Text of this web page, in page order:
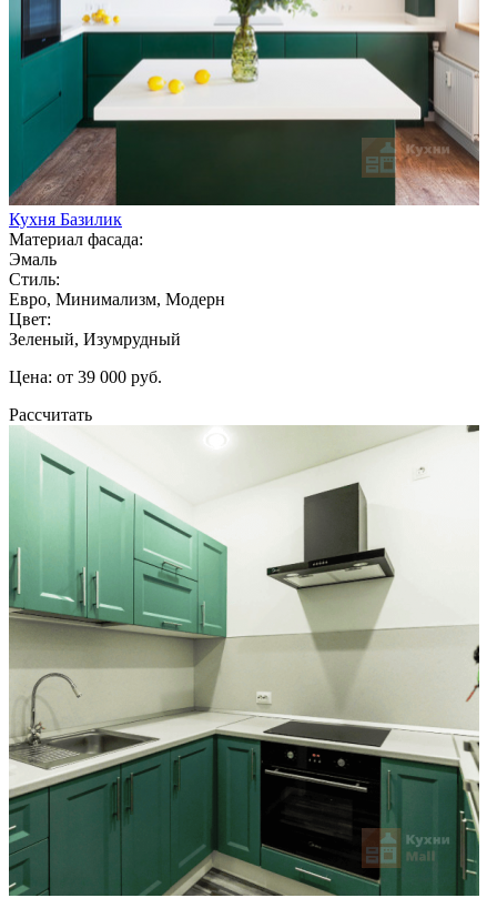
Кухня Базилик
Материал фасада:
Эмаль
Стиль:
Евро, Минимализм, Модерн
Цвет:
Зеленый, Изумрудный
Цена: от 39 000 руб.
Рассчитать